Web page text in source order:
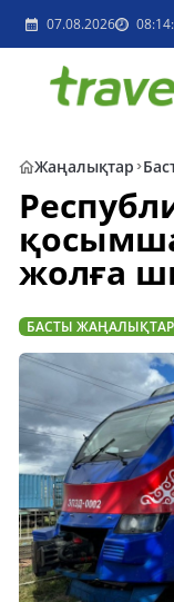
07.08.2026
Жаңалықтар
жолға
БАСТЫ ЖАҢАЛЫҚТАР